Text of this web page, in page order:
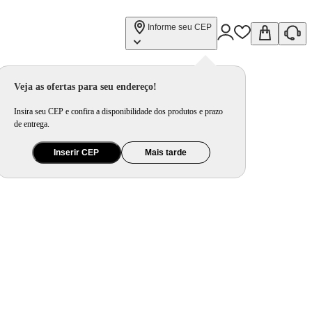
Informe seu CEP
Veja as ofertas para seu endereço!
Insira seu CEP e confira a disponibilidade dos produtos e prazo
de entrega.
Inserir CEP Mais tarde